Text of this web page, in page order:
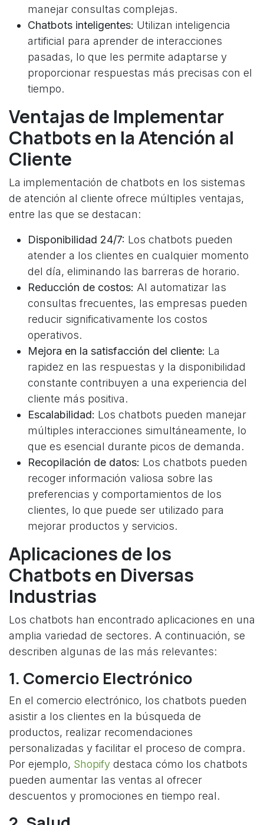
manejar consultas complejas.
Chatbots inteligentes: Utilizan inteligencia
artificial para aprender de interacciones
pasadas, lo que les permite adaptarse y
proporcionar respuestas más precisas con el
tiempo.
Ventajas de Implementar
Chatbots en la Atención al
Cliente
La implementación de chatbots en los sistemas
de atención al cliente ofrece múltiples ventajas,
entre las que se destacan:
Disponibilidad 24/7: Los chatbots pueden
atender a los clientes en cualquier momento
del día, eliminando las barreras de horario.
Reducción de costos: Al automatizar las
consultas frecuentes, las empresas pueden
reducir significativamente los costos
operativos.
Mejora en la satisfacción del cliente: La
rapidez en las respuestas y la disponibilidad
constante contribuyen a una experiencia del
cliente más positiva.
Escalabilidad: Los chatbots pueden manejar
múltiples interacciones simultáneamente, lo
que es esencial durante picos de demanda.
Recopilación de datos: Los chatbots pueden
recoger información valiosa sobre las
preferencias y comportamientos de los
clientes, lo que puede ser utilizado para
mejorar productos y servicios.
Aplicaciones de los
Chatbots en Diversas
Industrias
Los chatbots han encontrado aplicaciones en una
amplia variedad de sectores. A continuación, se
describen algunas de las más relevantes:
1. Comercio Electrónico
En el comercio electrónico, los chatbots pueden
asistir a los clientes en la búsqueda de
productos, realizar recomendaciones
personalizadas y facilitar el proceso de compra.
Por ejemplo, Shopify destaca cómo los chatbots
pueden aumentar las ventas al ofrecer
descuentos y promociones en tiempo real.